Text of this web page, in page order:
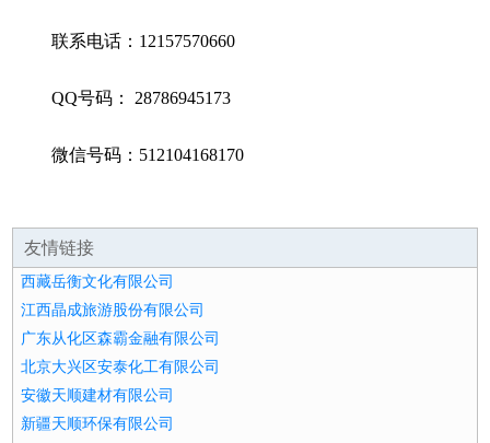
联系电话：12157570660
QQ号码： 28786945173
微信号码：512104168170
友情链接
西藏岳衡文化有限公司
江西晶成旅游股份有限公司
广东从化区森霸金融有限公司
北京大兴区安泰化工有限公司
安徽天顺建材有限公司
新疆天顺环保有限公司